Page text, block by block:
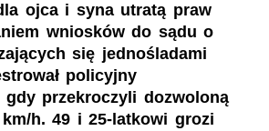
ojca i syna utratą praw
wniosków do sądu o
się jednośladami
policyjny
gdy przekroczyli dozwoloną
h. 49 i 25-latkowi grozi